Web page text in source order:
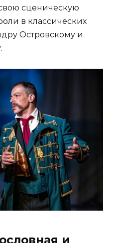
сценическую
в классических
Островскому и
и